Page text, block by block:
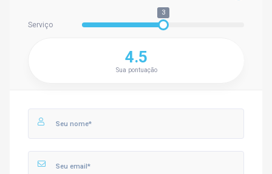
Serviço
3
4.5
Sua pontuação